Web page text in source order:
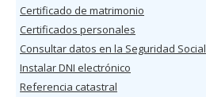
Certificado de matrimonio
Certificados personales
Consultar datos en la Seguridad Social
Instalar DNI electrónico
Referencia catastral